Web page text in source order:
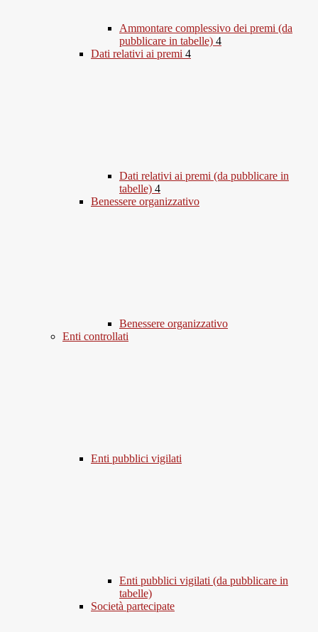
Ammontare complessivo dei premi (da
pubblicare in tabelle) 4
Dati relativi ai premi 4
Dati relativi ai premi (da pubblicare in
tabelle) 4
Benessere organizzativo
Benessere organizzativo
Enti controllati
Enti pubblici vigilati
Enti pubblici vigilati (da pubblicare in
tabelle)
Società partecipate